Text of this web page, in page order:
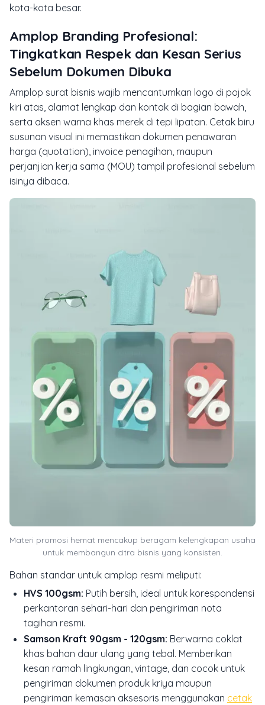
kota-kota besar.
Amplop Branding Profesional:
Tingkatkan Respek dan Kesan Serius
Sebelum Dokumen Dibuka
Amplop surat bisnis wajib mencantumkan logo di pojok
kiri atas, alamat lengkap dan kontak di bagian bawah,
serta aksen warna khas merek di tepi lipatan. Cetak biru
susunan visual ini memastikan dokumen penawaran
harga (quotation), invoice penagihan, maupun
perjanjian kerja sama (MOU) tampil profesional sebelum
isinya dibaca.
Materi promosi hemat mencakup beragam kelengkapan usaha
untuk membangun citra bisnis yang konsisten.
Bahan standar untuk amplop resmi meliputi:
HVS 100gsm: Putih bersih, ideal untuk korespondensi
perkantoran sehari-hari dan pengiriman nota
tagihan resmi.
Samson Kraft 90gsm - 120gsm: Berwarna coklat
khas bahan daur ulang yang tebal. Memberikan
kesan ramah lingkungan, vintage, dan cocok untuk
pengiriman dokumen produk kriya maupun
pengiriman kemasan aksesoris menggunakan cetak